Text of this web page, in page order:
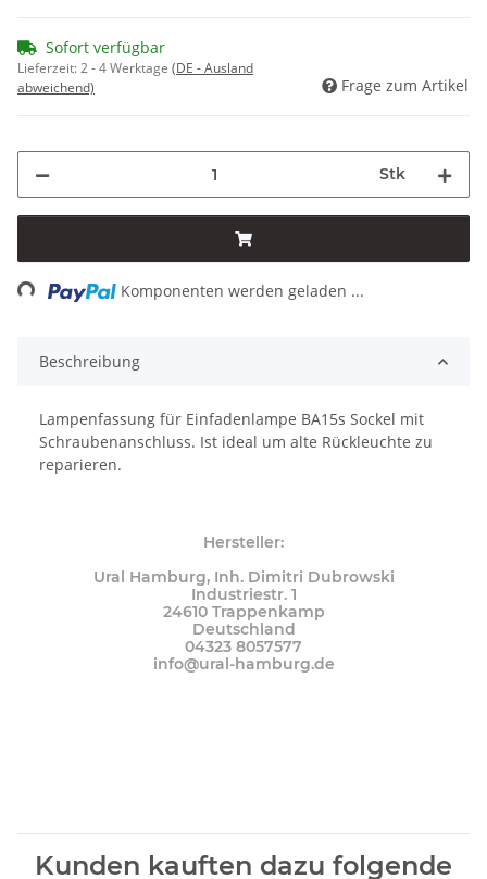
Sofort verfügbar
Lieferzeit:2 - 4 Werktage (DE - Ausland
abweichend)
Frage zum Artikel
Stk
Komponenten werden geladen ...
Beschreibung
Lampenfassung für Einfadenlampe BA15s Sockel mit
Schraubenanschluss. Ist ideal um alte Rückleuchte zu
reparieren.
Hersteller:
Ural Hamburg, Inh. Dimitri Dubrowski
Industriestr. 1
24610 Trappenkamp
Deutschland
04323 8057577
info@ural-hamburg.de
Kunden kauften dazu folgende